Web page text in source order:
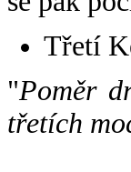
Třetí
"Poměr
třetích